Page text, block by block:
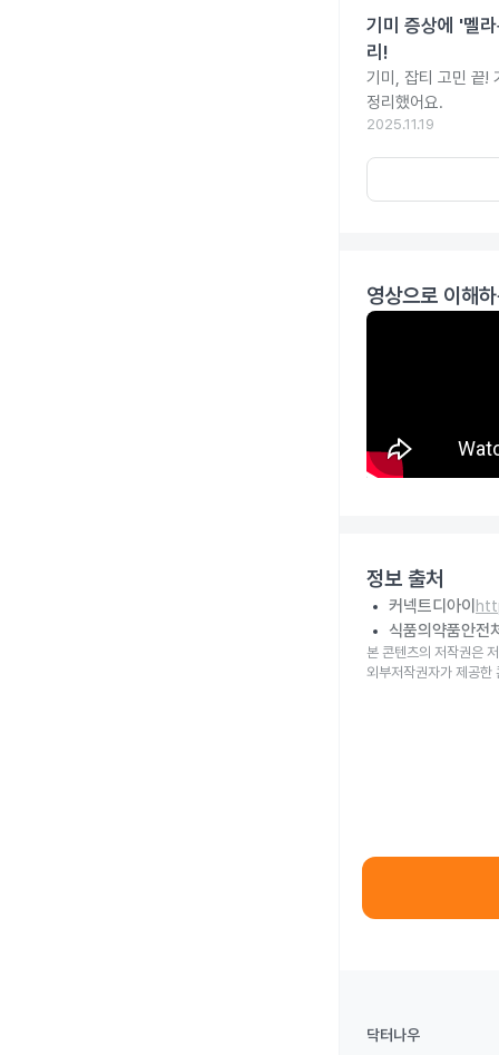
기미 증상에 '멜
리!
기미, 잡티 고민 끝!
정리했어요.
2025.11.19
영상으로 이해
정보 출처
커넥트디아이
식품의약품안전
본 콘텐츠의 저작권은
외부저작권자가 제공한
닥터나우